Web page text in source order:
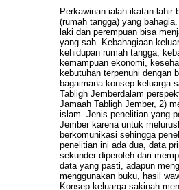
Perkawinan ialah ikatan lahir
(rumah tangga) yang
laki dan perempuan bisa
yang sah. Kebahagiaan
kehidupan rumah tangga,
kemampuan ekonomi,
kebutuhan terpenuhi dengan
bagaimana konsep keluarga
Tabligh Jemberdalam
Jamaah Tabligh Jember, 2)
islam. Jenis penelitian yang
Jember karena untuk
berkomunikasi sehingga
penelitian ini ada dua, data
sekunder diperoleh dari
data yang pasti, adapun
menggunakan buku, hasil
Konsep keluarga sakinah